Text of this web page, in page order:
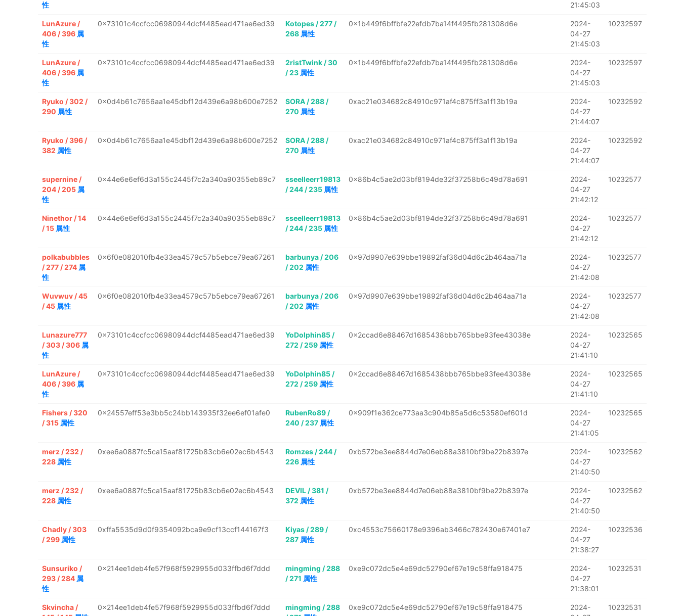
性
21:45:03
LunAzure /
406 / 396 属
性
0x73101c4ccfcc06980944dcf4485ead471ae6ed39
Kotopes / 277 /
268 属性
0x1b449f6bffbfe22efdb7ba14f4495fb281308d6e
2024-
04-27
21:45:03
10232597
LunAzure /
406 / 396 属
性
0x73101c4ccfcc06980944dcf4485ead471ae6ed39
2ristTwink / 30
/ 23 属性
0x1b449f6bffbfe22efdb7ba14f4495fb281308d6e
2024-
04-27
21:45:03
10232597
Ryuko / 302 /
290 属性
0x0d4b61c7656aa1e45dbf12d439e6a98b600e7252
SORA / 288 /
270 属性
0xac21e034682c84910c971af4c875ff3a1f13b19a
2024-
04-27
21:44:07
10232592
Ryuko / 396 /
382 属性
0x0d4b61c7656aa1e45dbf12d439e6a98b600e7252
SORA / 288 /
270 属性
0xac21e034682c84910c971af4c875ff3a1f13b19a
2024-
04-27
21:44:07
10232592
supernine /
204 / 205 属
性
0x44e6e6ef6d3a155c2445f7c2a340a90355eb89c7
sseelleerr19813
/ 244 / 235 属性
0x86b4c5ae2d03bf8194de32f37258b6c49d78a691
2024-
04-27
21:42:12
10232577
Ninethor / 14
/ 15 属性
0x44e6e6ef6d3a155c2445f7c2a340a90355eb89c7
sseelleerr19813
/ 244 / 235 属性
0x86b4c5ae2d03bf8194de32f37258b6c49d78a691
2024-
04-27
21:42:12
10232577
polkabubbles
/ 277 / 274 属
性
0x6f0e082010fb4e33ea4579c57b5ebce79ea67261
barbunya / 206
/ 202 属性
0x97d9907e639bbe19892faf36d04d6c2b464aa71a
2024-
04-27
21:42:08
10232577
Wuvwuv / 45
/ 45 属性
0x6f0e082010fb4e33ea4579c57b5ebce79ea67261
barbunya / 206
/ 202 属性
0x97d9907e639bbe19892faf36d04d6c2b464aa71a
2024-
04-27
21:42:08
10232577
Lunazure777
/ 303 / 306 属
性
0x73101c4ccfcc06980944dcf4485ead471ae6ed39
YoDolphin85 /
272 / 259 属性
0x2ccad6e88467d1685438bbb765bbe93fee43038e
2024-
04-27
21:41:10
10232565
LunAzure /
406 / 396 属
性
0x73101c4ccfcc06980944dcf4485ead471ae6ed39
YoDolphin85 /
272 / 259 属性
0x2ccad6e88467d1685438bbb765bbe93fee43038e
2024-
04-27
21:41:10
10232565
Fishers / 320
/ 315 属性
0x24557eff53e3bb5c24bb143935f32ee6ef01afe0
RubenRo89 /
240 / 237 属性
0x909f1e362ce773aa3c904b85a5d6c53580ef601d
2024-
04-27
21:41:05
10232565
merz / 232 /
228 属性
0xee6a0887fc5ca15aaf81725b83cb6e02ec6b4543
Romzes / 244 /
226 属性
0xb572be3ee8844d7e06eb88a3810bf9be22b8397e
2024-
04-27
21:40:50
10232562
merz / 232 /
228 属性
0xee6a0887fc5ca15aaf81725b83cb6e02ec6b4543
DEVIL / 381 /
372 属性
0xb572be3ee8844d7e06eb88a3810bf9be22b8397e
2024-
04-27
21:40:50
10232562
Chadly / 303
/ 299 属性
0xffa5535d9d0f9354092bca9e9cf13ccf144167f3
Kiyas / 289 /
287 属性
0xc4553c75660178e9396ab3466c782430e67401e7
2024-
04-27
21:38:27
10232536
Sunsuriko /
293 / 284 属
性
0x214ee1deb4fe57f968f5929955d033ffbd6f7ddd
mingming / 288
/ 271 属性
0xe9c072dc5e4e69dc52790ef67e19c58ffa918475
2024-
04-27
21:38:01
10232531
Skvincha /
0x214ee1deb4fe57f968f5929955d033ffbd6f7ddd
mingming / 288
0xe9c072dc5e4e69dc52790ef67e19c58ffa918475
2024-
10232531